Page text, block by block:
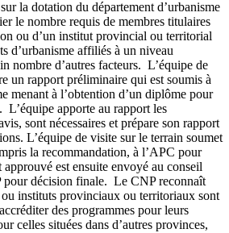
la dotation du département d’urbanisme
le nombre requis de membres titulaires
ou d’un institut provincial ou territorial
d’urbanisme affiliés à un niveau
nombre d’autres facteurs. L’équipe de
un rapport préliminaire qui est soumis à
menant à l’obtention d’un diplôme pour
L’équipe apporte au rapport les
sont nécessaires et prépare son rapport
L’équipe de visite sur le terrain soumet
la recommandation, à l’APC pour
est ensuite envoyé au conseil
pour décision finale. Le CNP reconnaît
ou instituts provinciaux ou territoriaux sont
des programmes pour leurs
celles situées dans d’autres provinces,